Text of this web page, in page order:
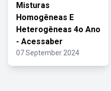
Misturas
Homogêneas E
Heterogêneas 4o Ano
- Acessaber
07 September 2024